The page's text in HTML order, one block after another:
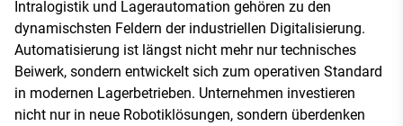
Intralogistik und Lagerautomation gehören zu den
dynamischsten Feldern der industriellen Digitalisierung.
Automatisierung ist längst nicht mehr nur technisches
Beiwerk, sondern entwickelt sich zum operativen Standard
in modernen Lagerbetrieben. Unternehmen investieren
nicht nur in neue Robotiklösungen, sondern überdenken